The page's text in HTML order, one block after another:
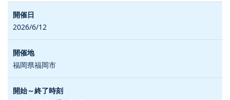
2026/6/12
福岡県福岡市